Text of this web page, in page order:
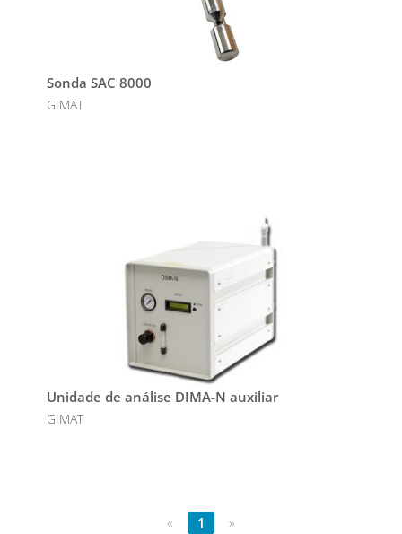
Sonda SAC 8000
GIMAT
Unidade de análise DIMA-N auxiliar
GIMAT
« 1 »